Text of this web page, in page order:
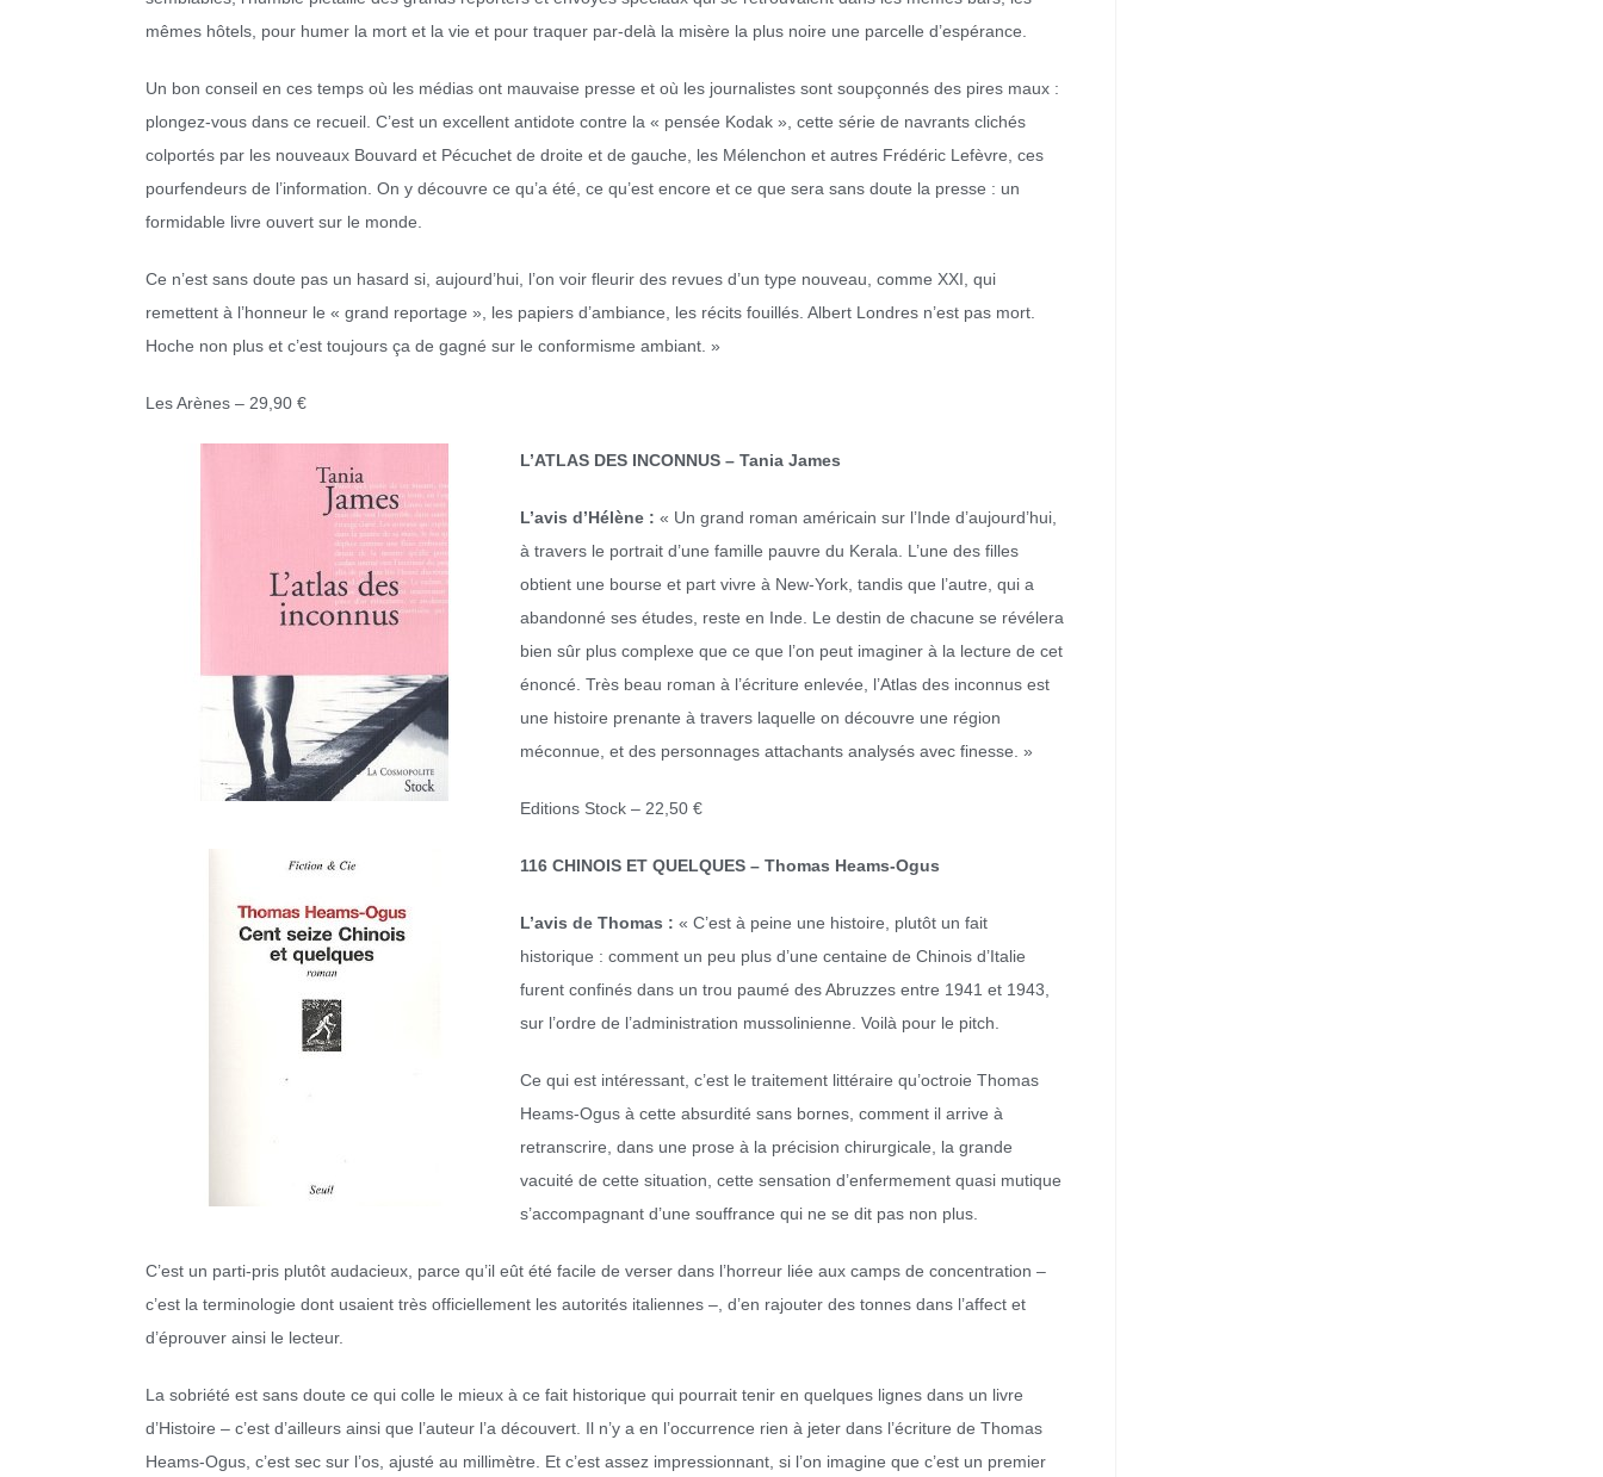
mêmes hôtels, pour humer la mort et la vie et pour traquer par-delà la misère la plus noire une parcelle d’espérance.
Un bon conseil en ces temps où les médias ont mauvaise presse et où les journalistes sont soupçonnés des pires maux :
plongez-vous dans ce recueil. C’est un excellent antidote contre la « pensée Kodak », cette série de navrants clichés
colportés par les nouveaux Bouvard et Pécuchet de droite et de gauche, les Mélenchon et autres Frédéric Lefèvre, ces
pourfendeurs de l’information. On y découvre ce qu’a été, ce qu’est encore et ce que sera sans doute la presse : un
formidable livre ouvert sur le monde.
Ce n’est sans doute pas un hasard si, aujourd’hui, l’on voir fleurir des revues d’un type nouveau, comme XXI, qui
remettent à l’honneur le « grand reportage », les papiers d’ambiance, les récits fouillés. Albert Londres n’est pas mort.
Hoche non plus et c’est toujours ça de gagné sur le conformisme ambiant. »
Les Arènes – 29,90 €
L’ATLAS DES INCONNUS – Tania James
L’avis d’Hélène : « Un grand roman américain sur l’Inde d’aujourd’hui,
à travers le portrait d’une famille pauvre du Kerala. L’une des filles
obtient une bourse et part vivre à New-York, tandis que l’autre, qui a
abandonné ses études, reste en Inde. Le destin de chacune se révélera
bien sûr plus complexe que ce que l’on peut imaginer à la lecture de cet
énoncé. Très beau roman à l’écriture enlevée, l’Atlas des inconnus est
une histoire prenante à travers laquelle on découvre une région
méconnue, et des personnages attachants analysés avec finesse. »
Editions Stock – 22,50 €
116 CHINOIS ET QUELQUES – Thomas Heams-Ogus
L’avis de Thomas : « C’est à peine une histoire, plutôt un fait
historique : comment un peu plus d’une centaine de Chinois d’Italie
furent confinés dans un trou paumé des Abruzzes entre 1941 et 1943,
sur l’ordre de l’administration mussolinienne. Voilà pour le pitch.
Ce qui est intéressant, c’est le traitement littéraire qu’octroie Thomas
Heams-Ogus à cette absurdité sans bornes, comment il arrive à
retranscrire, dans une prose à la précision chirurgicale, la grande
vacuité de cette situation, cette sensation d’enfermement quasi mutique
s’accompagnant d’une souffrance qui ne se dit pas non plus.
C’est un parti-pris plutôt audacieux, parce qu’il eût été facile de verser dans l’horreur liée aux camps de concentration –
c’est la terminologie dont usaient très officiellement les autorités italiennes –, d’en rajouter des tonnes dans l’affect et
d’éprouver ainsi le lecteur.
La sobriété est sans doute ce qui colle le mieux à ce fait historique qui pourrait tenir en quelques lignes dans un livre
d’Histoire – c’est d’ailleurs ainsi que l’auteur l’a découvert. Il n’y a en l’occurrence rien à jeter dans l’écriture de Thomas
Heams-Ogus, c’est sec sur l’os, ajusté au millimètre. Et c’est assez impressionnant, si l’on imagine que c’est un premier